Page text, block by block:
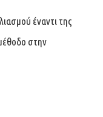
έναντι της
στην